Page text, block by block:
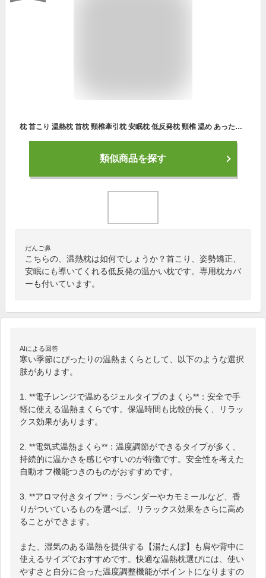
枕 首こり 温熱枕 首枕 頸椎牽引枕 安眠枕 低反発枕 頸椎 温め あったか まくら スマホ首 空気入れ 頸椎サポート 形状記憶 猫背 解消 グッズ 首 首こり 解消グッズ 首 サポーター 電熱首枕 温め機能 首が伸ば 枕カバー付き 防寒 快眠 矯正グッズ 母の日 ギフト
類似商品を探す
だんご鼻
こちらの、温熱枕は如何でしょうか？首こり、姿勢矯正、
安眠にも導いてくれる低反発の温かい枕です。専用枕カバ
ーも付いています。
AIによる回答
寒い季節にぴったりの温熱まくらとして、以下のような選択
肢があります。
1. **電子レンジで温めるジェルタイプのまくら**：安全で手
軽に使える温熱まくらです。保温時間も比較的長く、リラッ
クス効果があります。
2. **電気式温熱まくら**：温度調節ができるタイプが多く、
持続的に温かさを感じやすいのが特徴です。安全性を考えた
自動オフ機能つきのものがおすすめです。
3. **アロマ付きタイプ**：ラベンダーやカモミールなど、香
りがついているものを選べば、リラックス効果をさらに高め
ることができます。
また、湿気のある温熱を提供する【湯たんぽ】も肩や背中に
使えるサイズでおすすめです。快適な温熱枕選びには、使い
やすさと自分に合った温度調整機能がポイントになりますの